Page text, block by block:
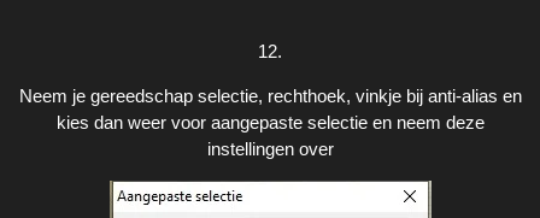
12.
Neem je gereedschap selectie, rechthoek, vinkje bij anti-alias en
kies dan weer voor aangepaste selectie en neem deze
instellingen over